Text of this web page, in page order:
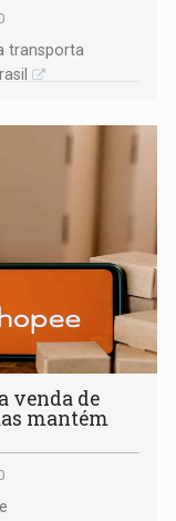
transporta
venda de
mantém